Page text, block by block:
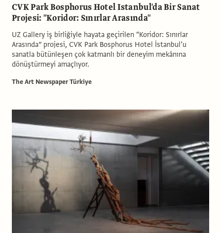
CVK Park Bosphorus Hotel Istanbul'da Bir Sanat
Projesi: "Koridor: Sınırlar Arasında"
UZ Gallery iş birliğiyle hayata geçirilen “Koridor: Sınırlar
Arasında” projesi, CVK Park Bosphorus Hotel İstanbul’u
sanatla bütünleşen çok katmanlı bir deneyim mekânına
dönüştürmeyi amaçlıyor.
The Art Newspaper Türkiye